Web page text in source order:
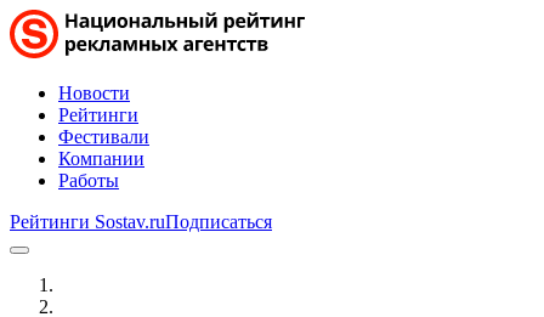
Новости
Рейтинги
Фестивали
Компании
Работы
Рейтинги Sostav.ruПодписаться